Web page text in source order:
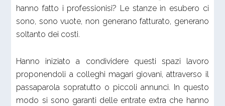
hanno fatto i professionisi? Le stanze in esubero ci
sono, sono vuote, non generano fatturato, generano
soltanto dei costi.
Hanno iniziato a condividere questi spazi lavoro
proponendoli a colleghi magari giovani, attraverso il
passaparola sopratutto o piccoli annunci. In questo
modo si sono garanti delle entrate extra che hanno